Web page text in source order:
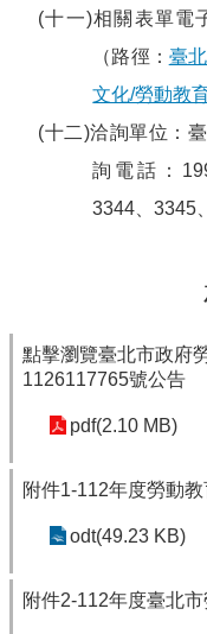
(十一)相關表單電
（路徑： 臺
文化/勞動教
(十二)洽詢單位：
詢電話：
3344、3345
點擊瀏覽臺北市政府
1126117765號公告
pdf(2.10 MB)
附件1-112年度勞動
odt(49.23 KB)
附件2-112年度臺北